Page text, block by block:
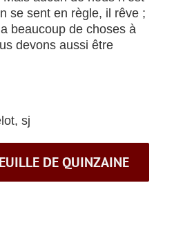
se sent en règle, il rêve ;
beaucoup de choses à
devons aussi être
sj
DE QUINZAINE